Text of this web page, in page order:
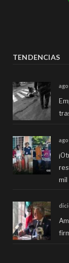
TENDENCIAS
mil